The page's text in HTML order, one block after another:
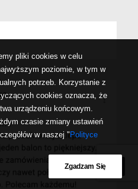
pliki cookies w celu
poziomie, w tym w
potrzeb. Korzystanie z
cookies oznacza, że
urządzeniu końcowym.
czasie zmiany ustawień
w naszej " Polityce
Zgadzam Się